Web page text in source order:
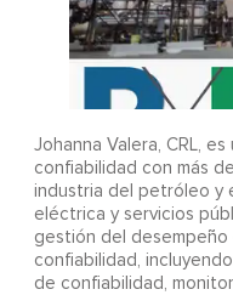
Johanna Valera, CRL,
confiabilidad con más
industria del petróleo y
eléctrica y servicios
gestión del
confiabilidad,
de confiabilidad,